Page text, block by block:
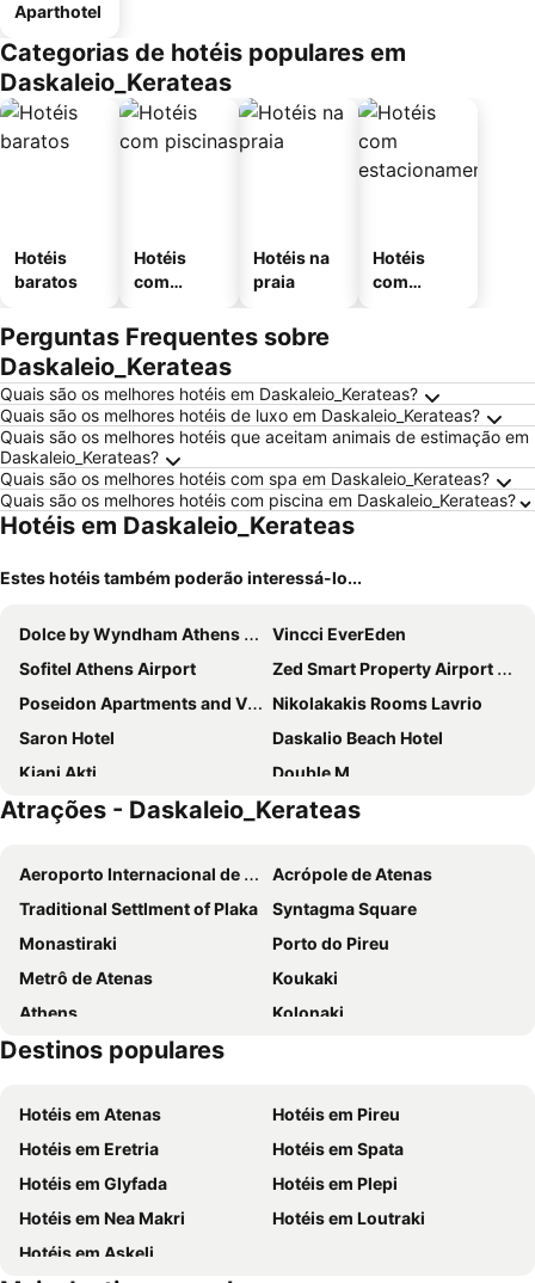
Aparthotel
Categorias de hotéis populares em
Daskaleio_Kerateas
Hotéis
baratos
Hotéis
com
Hotéis na
praia
Hotéis
com
Perguntas Frequentes sobre
Daskaleio_Kerateas
Quais são os melhores hotéis em Daskaleio_Kerateas?
Quais são os melhores hotéis de luxo em Daskaleio_Kerateas?
Quais são os melhores hotéis que aceitam animais de estimação em
Daskaleio_Kerateas?
Quais são os melhores hotéis com spa em Daskaleio_Kerateas?
Quais são os melhores hotéis com piscina em Daskaleio_Kerateas?
Hotéis em Daskaleio_Kerateas
Estes hotéis também poderão interessá-lo...
Dolce by Wyndham Athens Attica Riviera
Vincci EverEden
Sofitel Athens Airport
Zed Smart Property Airport by Airstay
Poseidon Apartments and Villas by the Sea
Nikolakakis Rooms Lavrio
Saron Hotel
Daskalio Beach Hotel
Kiani Akti
Double M
Castle By The Sea
Mini Suites Near Athen's Airport
Airscape Hotel Free Shuttle From And To Athen's Airport
Noma Smart Property by Airstay
Aegeon Beach Hotel
Stone Palace Hotel
Nikolaki Rooms
4 Seasons Suites Paradise Athens Airport
3 Olive Trees
Seasabelle Hotel near Athens Airport
ATH Airport Suites Free Shuttle From And To Athens Airport
Lepa Kuca
Atrações - Daskaleio_Kerateas
Aeroporto Internacional de Atenas
Acrópole de Atenas
Traditional Settlment of Plaka
Syntagma Square
Monastiraki
Porto do Pireu
Metrô de Atenas
Koukaki
Athens
Kolonaki
Lavrio Port
Megaron - Athens International Conference Centre
Christmas at Syntagma Square
Praia Astir
Vouliagmeni Beach
War Museum
Odeon de Herodes Ático
Kaki Thalassa
Avlaki
Porto Rafti
Destinos populares
Hotéis em Atenas
Hotéis em Pireu
Hotéis em Eretria
Hotéis em Spata
Hotéis em Glyfada
Hotéis em Plepi
Hotéis em Nea Makri
Hotéis em Loutraki
Hotéis em Askeli